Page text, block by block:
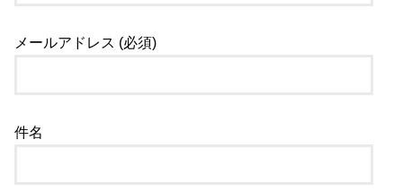
メールアドレス (必須)
件名